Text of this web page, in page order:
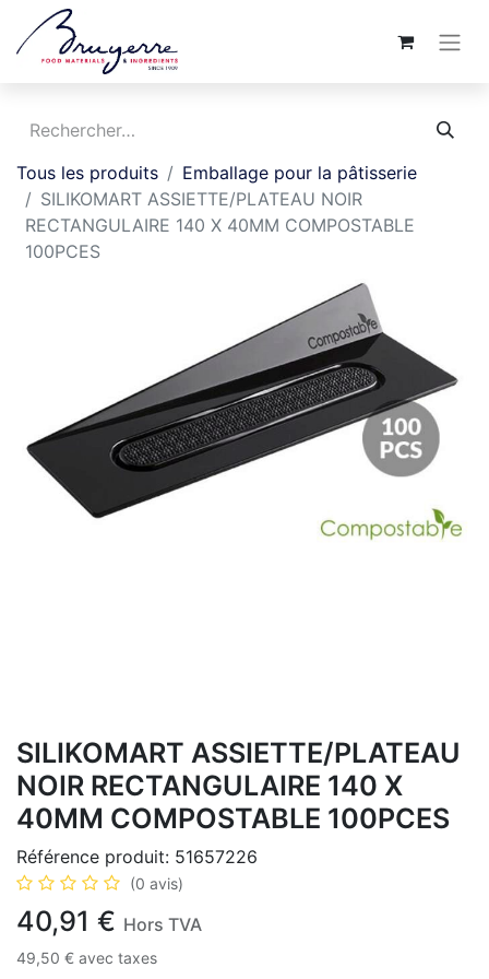
Tous les produits
Emballage pour la pâtisserie
SILIKOMART ASSIETTE/PLATEAU NOIR
RECTANGULAIRE 140 X 40MM COMPOSTABLE
100PCES
SILIKOMART ASSIETTE/PLATEAU
NOIR RECTANGULAIRE 140 X
40MM COMPOSTABLE 100PCES
Référence produit: 51657226
(0 avis)
40,91 € Hors TVA
49,50 € avec taxes